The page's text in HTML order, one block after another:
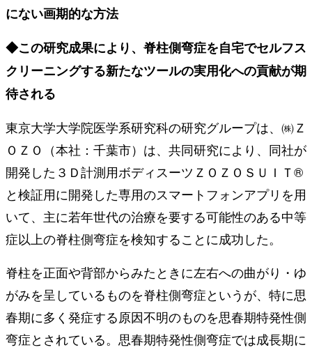
にない画期的な方法
◆この研究成果により、脊柱側弯症を自宅でセルフス
クリーニングする新たなツールの実用化への貢献が期
待される
東京大学大学院医学系研究科の研究グループは、㈱Ｚ
ＯＺＯ（本社：千葉市）は、共同研究により、同社が
開発した３Ｄ計測用ボディスーツＺＯＺＯＳＵＩＴ®
と検証用に開発した専用のスマートフォンアプリを用
いて、主に若年世代の治療を要する可能性のある中等
症以上の脊柱側弯症を検知することに成功した。
脊柱を正面や背部からみたときに左右への曲がり・ゆ
がみを呈しているものを脊柱側弯症というが、特に思
春期に多く発症する原因不明のものを思春期特発性側
弯症とされている。思春期特発性側弯症では成長期に